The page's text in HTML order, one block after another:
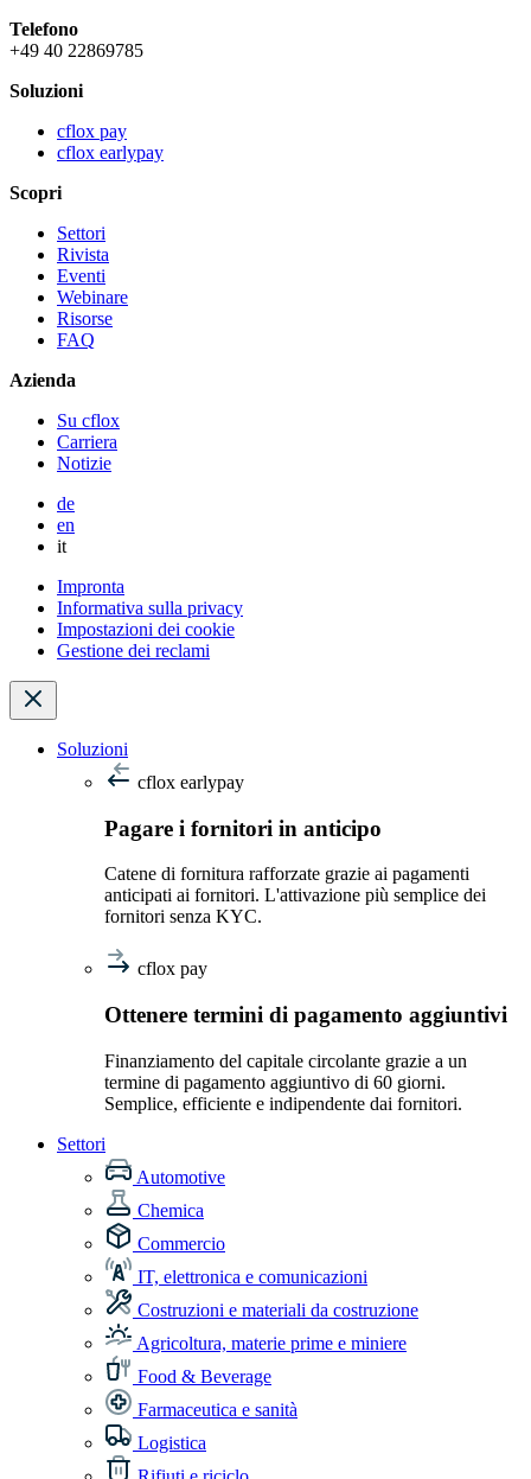
Telefono
+49 40 22869785
Soluzioni
cflox pay
cflox earlypay
Scopri
Settori
Rivista
Eventi
Webinare
Risorse
FAQ
Azienda
Su cflox
Carriera
Notizie
de
en
it
Impronta
Informativa sulla privacy
Impostazioni dei cookie
Gestione dei reclami
Soluzioni
cflox earlypay
Pagare i fornitori in anticipo
Catene di fornitura rafforzate grazie ai pagamenti
anticipati ai fornitori. L'attivazione più semplice dei
fornitori senza KYC.
cflox pay
Ottenere termini di pagamento aggiuntivi
Finanziamento del capitale circolante grazie a un
termine di pagamento aggiuntivo di 60 giorni.
Semplice, efficiente e indipendente dai fornitori.
Settori
Automotive
Chemica
Commercio
IT, elettronica e comunicazioni
Costruzioni e materiali da costruzione
Agricoltura, materie prime e miniere
Food & Beverage
Farmaceutica e sanità
Logistica